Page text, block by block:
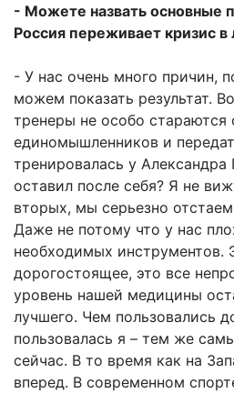
- Можете назвать основные
Россия переживает кризис
- У нас очень много причин,
можем показать результат.
тренеры не особо стараются
единомышленников и
тренировалась у Александра
оставил после себя? Я не
вторых, мы серьезно
Даже не потому что у нас
необходимых инструментов.
дорогостоящее, это все
уровень нашей медицины
лучшего. Чем пользовались
пользовалась я – тем же
сейчас. В то время как на
вперед. В современном